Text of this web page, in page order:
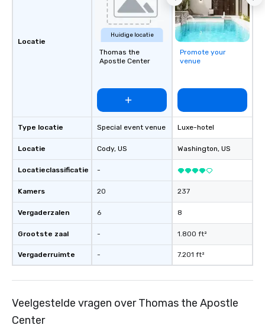
Locatie
Type locatie
Locatie
Locatieclassificatie
Kamers
Vergaderzalen
Grootste zaal
Vergaderruimte
Huidige locatie
Thomas the
Apostle Center
Special event venue
Cody, US
-
20
6
-
-
Promote your
venue
Luxe-hotel
Washington, US
237
8
1.800 ft²
7.201 ft²
Veelgestelde vragen over Thomas the Apostle
Center